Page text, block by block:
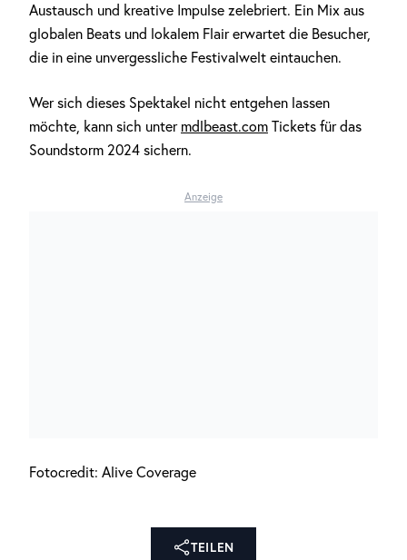
Austausch und kreative Impulse zelebriert. Ein Mix aus
globalen Beats und lokalem Flair erwartet die Besucher,
die in eine unvergessliche Festivalwelt eintauchen.
Wer sich dieses Spektakel nicht entgehen lassen
möchte, kann sich unter mdlbeast.com Tickets für das
Soundstorm 2024 sichern.
Anzeige
Fotocredit: Alive Coverage
TEILEN